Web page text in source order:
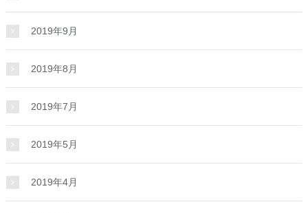
2019年9月
2019年8月
2019年7月
2019年5月
2019年4月